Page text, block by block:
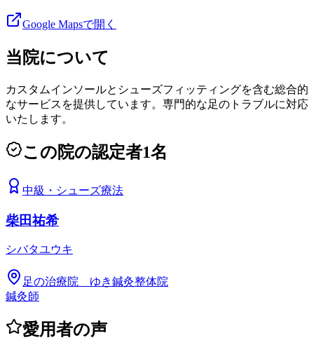
Google Mapsで開く
当院について
カスタムインソールとシューズフィッティングを含む総合的
なサービスを提供しています。専門的な足のトラブルに対応
いたします。
この院の認定者1名
中級 ・ シューズ療法
柴田祐希
シバタユウキ
足の治療院 ゆき鍼灸整体院
鍼灸師
愛用者の声